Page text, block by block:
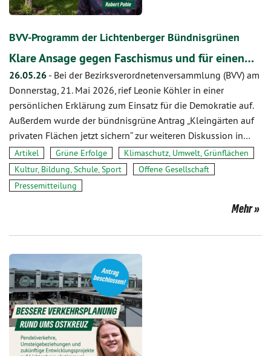
BVV-Programm der Lichtenberger Bündnisgrünen
Klare Ansage gegen Faschismus und für einen…
26.05.26 - Bei der Bezirksverordnetenversammlung (BVV) am
Donnerstag, 21. Mai 2026, rief Leonie Köhler in einer
persönlichen Erklärung zum Einsatz für die Demokratie auf.
Außerdem wurde der bündnisgrüne Antrag „Kleingärten auf
privaten Flächen jetzt sichern“ zur weiteren Diskussion in…
Artikel Grüne Erfolge
Klimaschutz, Umwelt, Grünflächen
Kultur, Bildung, Schule, Sport
Offene Gesellschaft
Pressemitteilung
Mehr